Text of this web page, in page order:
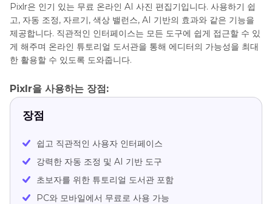
Pixlr은 인기 있는 무료 온라인 AI 사진 편집기입니다. 사용하기 쉽
고, 자동 조정, 자르기, 색상 밸런스, AI 기반의 효과와 같은 기능을
제공합니다. 직관적인 인터페이스는 모든 도구에 쉽게 접근할 수 있
게 해주며 온라인 튜토리얼 도서관을 통해 에디터의 가능성을 최대
한 활용할 수 있도록 도와줍니다.
Pixlr을 사용하는 장점:
장점
쉽고 직관적인 사용자 인터페이스
강력한 자동 조정 및 AI 기반 도구
초보자를 위한 튜토리얼 도서관 포함
PC와 모바일에서 무료로 사용 가능